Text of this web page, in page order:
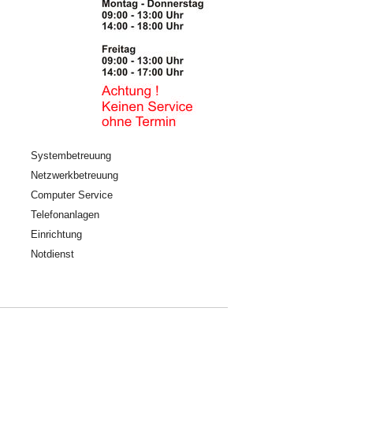
Systembetreuung
Netzwerkbetreuung
Computer Service
Telefonanlagen
Einrichtung
Notdienst